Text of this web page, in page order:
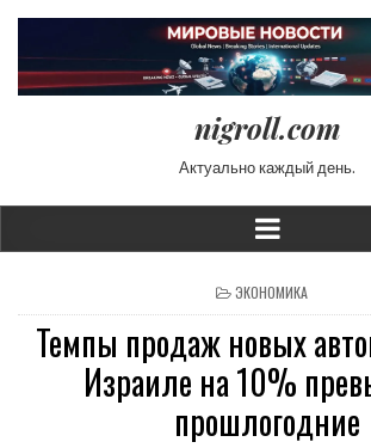
nigroll.com
Актуально каждый день.
POSTED IN
ЭКОНОМИКА
Темпы продаж новых
Израиле на 10%
прошлогодние